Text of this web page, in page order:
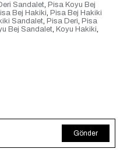
Sandalet, Pisa Koyu Bej
Bej Hakiki, Pisa Bej Hakiki
Sandalet, Pisa Deri, Pisa
Bej Sandalet, Koyu Hakiki,
Gönder